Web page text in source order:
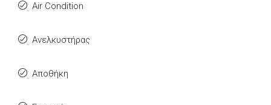
Air Condition
Ανελκυστήρας
Αποθήκη